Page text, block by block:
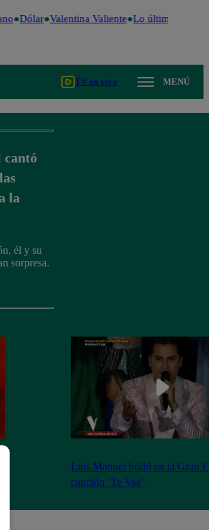
Dólar Valentina Valiente Lo último
TV en vivo MENÚ
cantó
la
él y su
sorpresa.
Luis Manuel brilló en la Gran
canción ‘Te Vas’